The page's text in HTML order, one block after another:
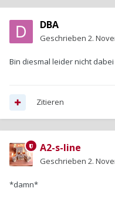
DBA
Geschrieben 2.
Bin diesmal leider nicht
Zitieren
A2-s-line
Geschrieben 2.
*damn*